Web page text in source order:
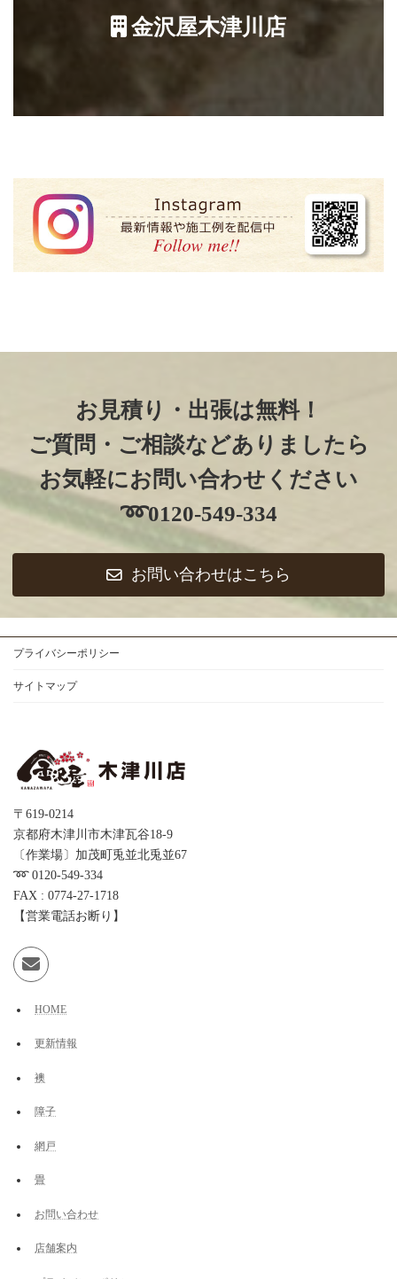
金沢屋木津川店
お見積り・出張は無料！
ご質問・ご相談などありましたら
お気軽にお問い合わせください
➿️0120-549-334
お問い合わせはこちら
プライバシーポリシー
サイトマップ
〒619-0214
京都府木津川市木津瓦谷18-9
〔作業場〕加茂町兎並北兎並67
➿️ 0120-549-334
FAX : 0774-27-1718
【営業電話お断り】
HOME
更新情報
襖
障子
網戸
畳
お問い合わせ
店舗案内